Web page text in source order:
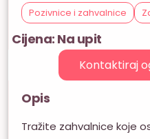
Pozivnice i zahvalnice
Cijena: Na upit
Kontaktiraj
Opis
Tražite zahvalnice koje